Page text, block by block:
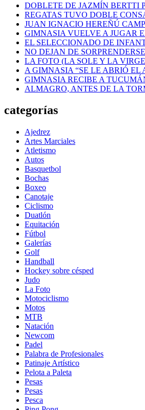
DOBLETE DE JAZMÍN BERTTI
REGATAS TUVO DOBLE
JUAN IGNACIO HEREÑÚ
GIMNASIA VUELVE A JUGAR
EL SELECCIONADO DE
NO DEJAN DE
LA FOTO (LA SOLE Y LA
A GIMNASIA “SE LE ABRIÓ EL
GIMNASIA RECIBE A
ALMAGRO, ANTES DE LA
categorías
Ajedrez
Artes Marciales
Atletismo
Autos
Basquetbol
Bochas
Boxeo
Canotaje
Ciclismo
Duatlón
Equitación
Fútbol
Galerías
Golf
Handball
Hockey sobre césped
Judo
La Foto
Motociclismo
Motos
MTB
Natación
Newcom
Padel
Palabra de Profesionales
Patinaje Artístico
Pelota a Paleta
Pesas
Pesas
Pesca